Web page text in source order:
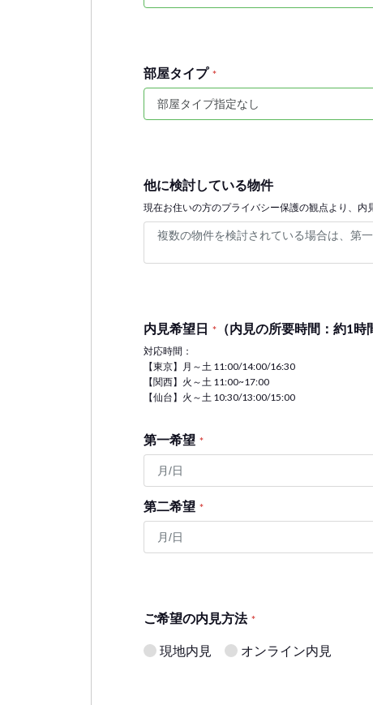
部屋タイプ *
他に検討している物件
現在お住いの方のプライバシー保護の観点より、内
内見希望日 * （内見の所要時間：約1時
対応時間：
【東京】月～土 11:00/14:00/16:30
【関西】火～土 11:00~17:00
【仙台】火～土 10:30/13:00/15:00
第一希望 *
第二希望 *
ご希望の内見方法 *
現地内見 オンライン内見